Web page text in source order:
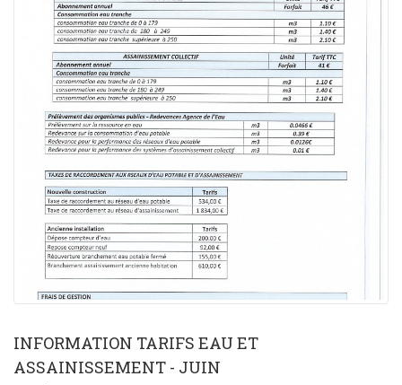
INFORMATION TARIFS EAU ET
ASSAINISSEMENT - JUIN